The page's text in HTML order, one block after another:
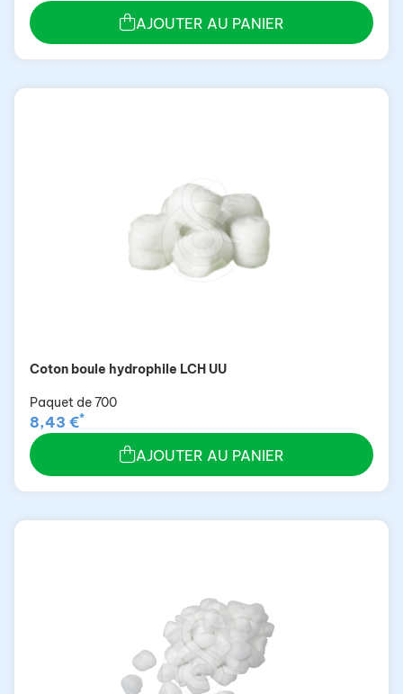
AJOUTER AU PANIER
Coton boule hydrophile LCH UU
Paquet de 700
8,43 €*
AJOUTER AU PANIER